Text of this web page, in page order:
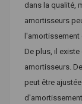
dans la qualité,
amortisseurs
De plus, il
amortisseurs.
peut être